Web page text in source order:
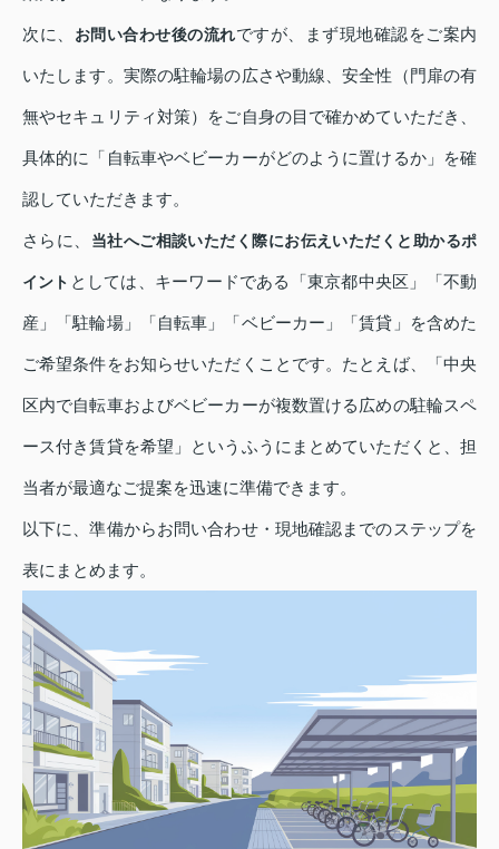
次に、 お問い合わせ後の流れですが、まず現地確認をご案内
いたします。実際の駐輪場の広さや動線、安全性（門扉の有
無やセキュリティ対策）をご自身の目で確かめていただき、
具体的に「自転車やベビーカーがどのように置けるか」を確
認していただきます。
さらに、 当社へご相談いただく際にお伝えいただくと助かるポ
イント としては、キーワードである「東京都中央区」「不動
産」「駐輪場」「自転車」「ベビーカー」「賃貸」を含めた
ご希望条件をお知らせいただくことです。たとえば、「中央
区内で自転車およびベビーカーが複数置ける広めの駐輪スペ
ース付き賃貸を希望」というふうにまとめていただくと、担
当者が最適なご提案を迅速に準備できます。
以下に、準備からお問い合わせ・現地確認までのステップを
表にまとめます。